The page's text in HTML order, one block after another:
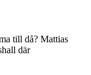
till då? Mattias
där